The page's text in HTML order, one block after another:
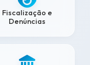
Fiscalização e
Denúncias